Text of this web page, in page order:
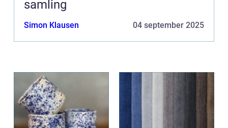
samling
Simon Klausen 04 september 2025